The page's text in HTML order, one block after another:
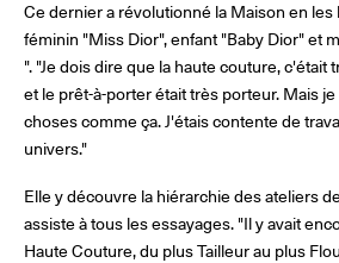
Ce dernier a révolutionné la Maison en
féminin "Miss Dior", enfant "Baby Dior" et
". "Je dois dire que la haute couture, c'était
et le prêt-à-porter était très porteur. Mais
choses comme ça. J'étais contente de
univers."
Elle y découvre la hiérarchie des ateliers
assiste à tous les essayages. "Il y avait
Haute Couture, du plus Tailleur au plus